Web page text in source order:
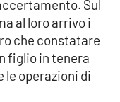
Sul
al loro arrivo i
che constatare
figlio in tenera
operazioni di